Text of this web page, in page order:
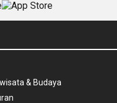
& Budaya